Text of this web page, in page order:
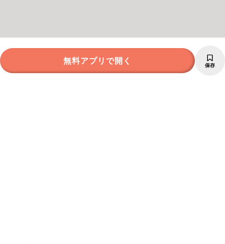
無料アプリで開く 保存